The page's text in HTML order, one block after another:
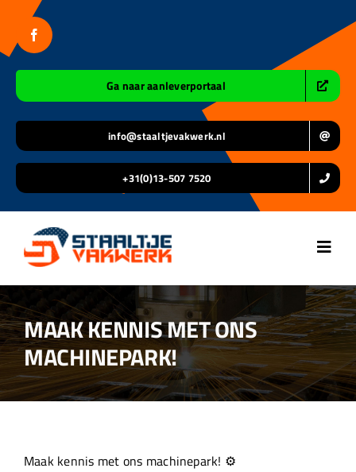
inhoud
Ga naar aanleverportaal
info@staaltjevakwerk.nl
+31(0)13-507 7520
Home
Over ons
MAAK KENNIS MET ONS
MACHINEPARK!
Maak kennis met ons machinepark! ⚙️